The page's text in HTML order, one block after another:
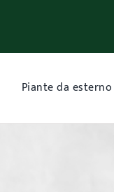
Piante da esterno